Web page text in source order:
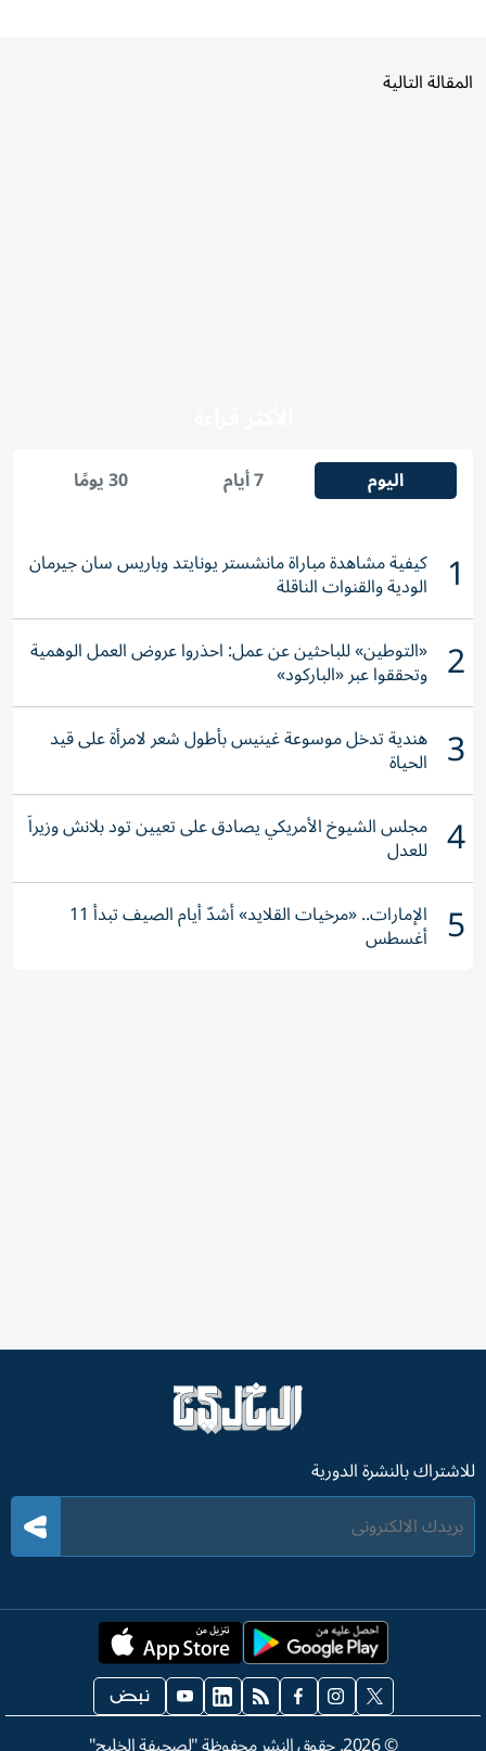
المقالة التالية
اليوم 7 أيام 30 يومًا
1 كيفية مشاهدة مباراة مانشستر يونايتد وباريس سان جيرمان
الودية والقنوات الناقلة
2 «التوطين» للباحثين عن عمل: احذروا عروض العمل الوهمية
وتحققوا عبر «الباركود»
3 هندية تدخل موسوعة غينيس بأطول شعر لامرأة على قيد
الحياة
4 مجلس الشيوخ الأمريكي يصادق على تعيين تود بلانش وزيراً
للعدل
5 الإمارات.. «مرخيات القلايد» أشدّ أيام الصيف تبدأ 11
أغسطس
للاشتراك بالنشرة الدورية